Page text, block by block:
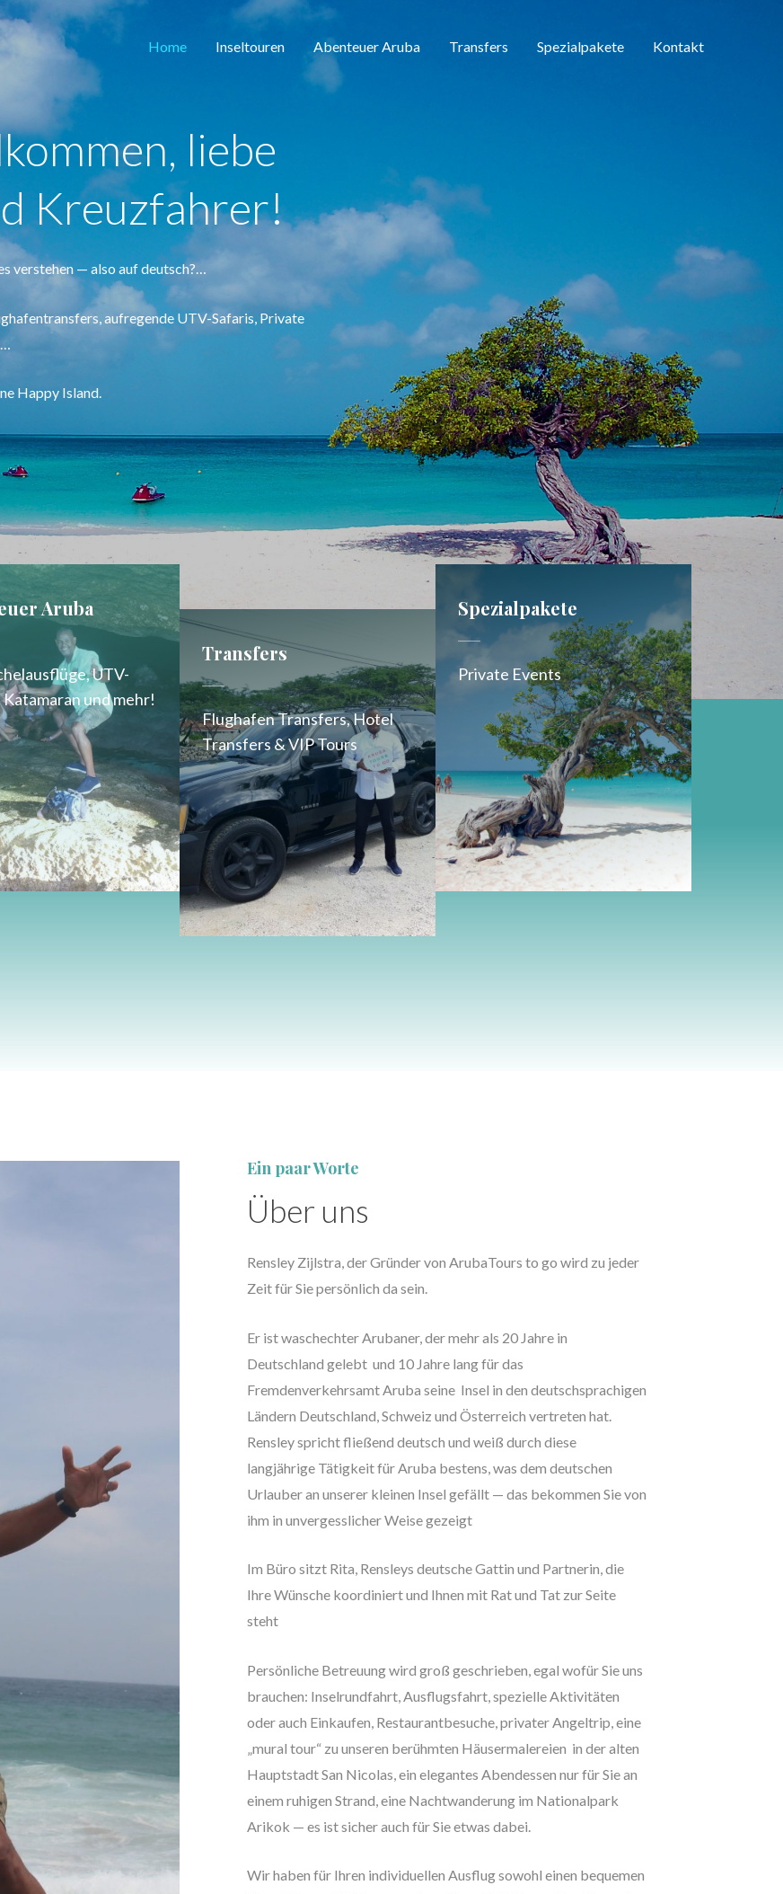
Home Inseltouren Abenteuer Aruba Transfers Spezialpakete Kontakt
liebe
Kreuzfahrer!
verstehen — also auf deutsch?…
aufregende UTV-Safaris, Private
Happy Island.
Aruba
UTV-
und mehr!
Transfers
Flughafen Transfers, Hotel
Transfers & VIP Tours
Spezialpakete​
Private Events
Ein paar Worte
Über uns
Rensley Zijlstra, der Gründer von ArubaTours to go wird zu jeder
Zeit für Sie persönlich da sein.
Er ist waschechter Arubaner, der mehr als 20 Jahre in
Deutschland gelebt und 10 Jahre lang für das
Fremdenverkehrsamt Aruba seine Insel in den deutschsprachigen
Ländern Deutschland, Schweiz und Österreich vertreten hat.
Rensley spricht fließend deutsch und weiß durch diese
langjährige Tätigkeit für Aruba bestens, was dem deutschen
Urlauber an unserer kleinen Insel gefällt — das bekommen Sie von
ihm in unvergesslicher Weise gezeigt
Im Büro sitzt Rita, Rensleys deutsche Gattin und Partnerin, die
Ihre Wünsche koordiniert und Ihnen mit Rat und Tat zur Seite
steht
Persönliche Betreuung wird groß geschrieben, egal wofür Sie uns
brauchen: Inselrundfahrt, Ausflugsfahrt, spezielle Aktivitäten
oder auch Einkaufen, Restaurantbesuche, privater Angeltrip, eine
„mural tour“ zu unseren berühmten Häusermalereien in der alten
Hauptstadt San Nicolas, ein elegantes Abendessen nur für Sie an
einem ruhigen Strand, eine Nachtwanderung im Nationalpark
Arikok — es ist sicher auch für Sie etwas dabei.
Wir haben für Ihren individuellen Ausflug sowohl einen bequemen